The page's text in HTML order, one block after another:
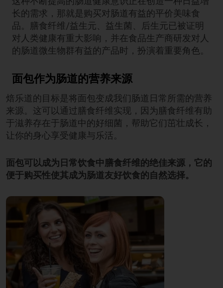
长的需求，那就是购买对肠道有益的平价美味食
品。膳食纤维/益生元、益生菌、后生元已被证明
对人类健康有重大影响，并在食品生产商研发对人
的肠道微生物群有益的产品时，扮演着重要角色。
面包作为肠道的营养来源
焙乐道的目标是将面包变成我们肠道日常所需的营养
来源。这可以通过膳食纤维实现，因为膳食纤维有助
于滋养存在于肠道中的好细菌，帮助它们茁壮成长，
让你的身心享受健康与乐活。
面包可以成为日常饮食中膳食纤维的绝佳来源，它的
便于购买性使其成为肠道友好饮食的自然选择。